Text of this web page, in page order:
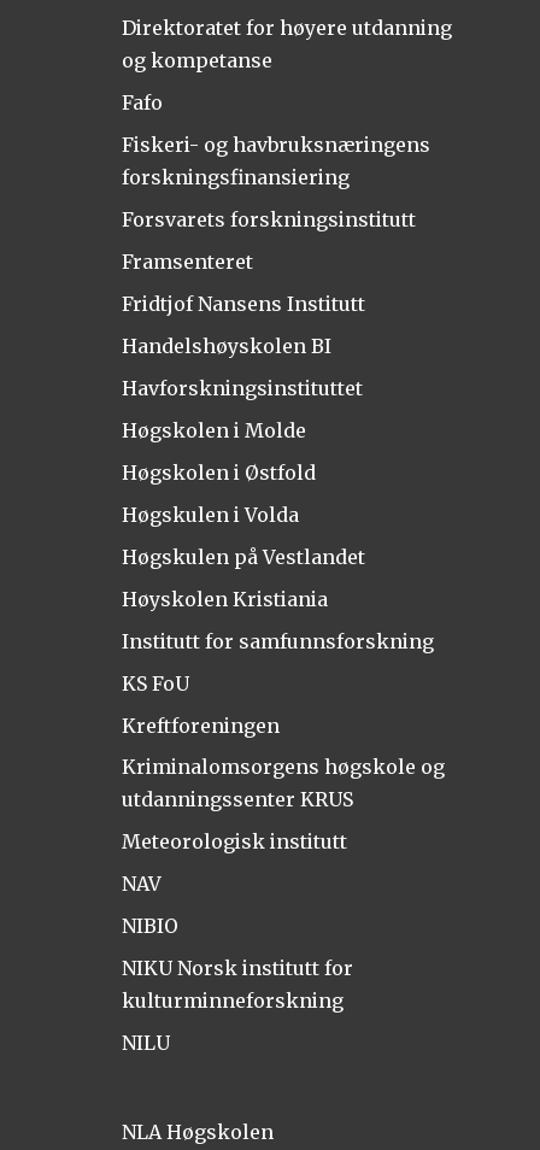
Direktoratet for høyere utdanning
og kompetanse
Fafo
Fiskeri- og havbruksnæringens
forskningsfinansiering
Forsvarets forskningsinstitutt
Framsenteret
Fridtjof Nansens Institutt
Handelshøyskolen BI
Havforskningsinstituttet
Høgskolen i Molde
Høgskolen i Østfold
Høgskulen i Volda
Høgskulen på Vestlandet
Høyskolen Kristiania
Institutt for samfunnsforskning
KS FoU
Kreftforeningen
Kriminalomsorgens høgskole og
utdanningssenter KRUS
Meteorologisk institutt
NAV
NIBIO
NIKU Norsk institutt for
kulturminneforskning
NILU
NLA Høgskolen